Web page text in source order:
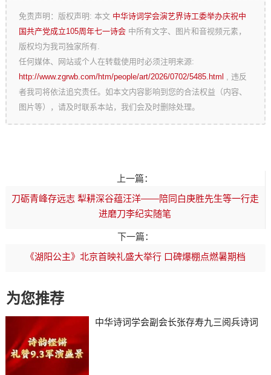
免责声明：版权声明: 本文中华诗词学会演艺界诗工委举办庆祝中
国共产党成立105周年七一诗会 中所有文字、图片和音视频元素，
版权均为我司独家所有.
任何媒体、网站或个人在转载使用时必须注明来源:
http://www.zgrwb.com/htm/people/art/2026/0702/5485.html , 违反
者我司将依法追究责任。如本文内容影响到您的合法权益（内容、
图片等），请及时联系本站，我们会及时删除处理。
上一篇：
刀砺青峰存远志 犁耕深谷蕴汪洋——陪同白庚胜先生等一行走
进磨刀李纪实随笔
下一篇：
《湖阳公主》北京首映礼盛大举行 口碑爆棚点燃暑期档
为您推荐
中华诗词学会副会长张存寿九三阅兵诗词